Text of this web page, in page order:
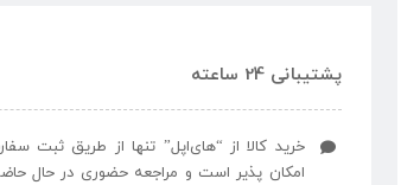
پشتیبانی 24 ساعته
خرید کالا از “های‌اپل” تنها از طریق ثبت
امکان پذیر است و مراجعه حضوری در حال